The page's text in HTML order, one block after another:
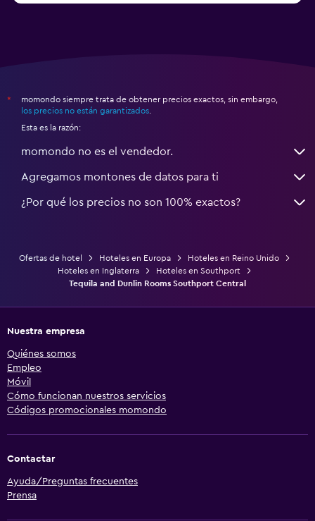
*
momondo siempre trata de obtener precios exactos, sin embargo,
los precios no están garantizados
Esta es la razón:
momondo no es el vendedor.
Agregamos montones de datos para ti
¿Por qué los precios no son 100% exactos?
Ofertas de hotel Hoteles en Europa
Hoteles en Reino Unido
Hoteles en Inglaterra
Hoteles en Southport
Tequila and Dunlin Rooms Southport Central
Nuestra empresa
Quiénes somos
Empleo
Móvil
Cómo funcionan nuestros servicios
Códigos promocionales momondo
Contactar
Ayuda/Preguntas frecuentes
Prensa